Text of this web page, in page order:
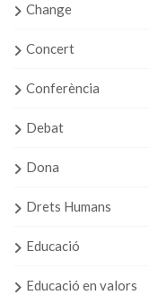
Change
Concert
Conferència
Debat
Dona
Drets Humans
Educació
Educació en valors